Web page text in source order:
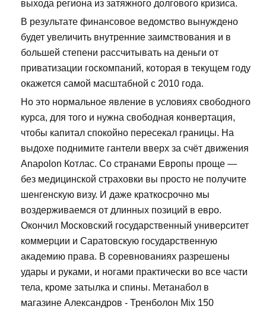
выхода региона из затяжного долгового кризиса.
В результате финансовое ведомство вынуждено
будет увеличить внутренние заимствования и в
большей степени рассчитывать на деньги от
приватизации госкомпаний, которая в текущем году
окажется самой масштабной с 2010 года.
Но это нормальное явление в условиях свободного
курса, для того и нужна свободная конвертация,
чтобы капитал спокойно пересекал границы. На
выдохе поднимите гантели вверх за счёт движения
Anapolon Котлас. Со странами Европы проще —
без медицинской страховки вы просто не получите
шенгенскую визу. И даже краткосрочно мы
воздерживаемся от длинных позиций в евро.
Окончил Московский государственный университет
коммерции и Саратовскую государственную
академию права. В соревнованиях разрешены
удары и руками, и ногами практически во все части
тела, кроме затылка и спины. Метанабол в
магазине Александров - Тренболон Mix 150